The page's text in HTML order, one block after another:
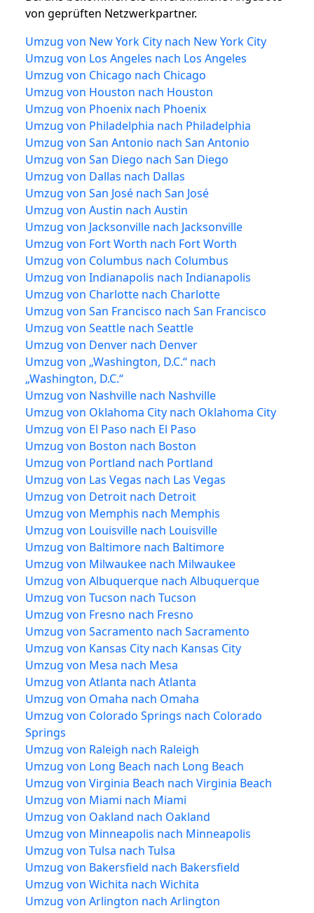
von geprüften Netzwerkpartner.
Umzug von New York City nach New York City
Umzug von Los Angeles nach Los Angeles
Umzug von Chicago nach Chicago
Umzug von Houston nach Houston
Umzug von Phoenix nach Phoenix
Umzug von Philadelphia nach Philadelphia
Umzug von San Antonio nach San Antonio
Umzug von San Diego nach San Diego
Umzug von Dallas nach Dallas
Umzug von San José nach San José
Umzug von Austin nach Austin
Umzug von Jacksonville nach Jacksonville
Umzug von Fort Worth nach Fort Worth
Umzug von Columbus nach Columbus
Umzug von Indianapolis nach Indianapolis
Umzug von Charlotte nach Charlotte
Umzug von San Francisco nach San Francisco
Umzug von Seattle nach Seattle
Umzug von Denver nach Denver
Umzug von „Washington, D.C.“ nach
„Washington, D.C.“
Umzug von Nashville nach Nashville
Umzug von Oklahoma City nach Oklahoma City
Umzug von El Paso nach El Paso
Umzug von Boston nach Boston
Umzug von Portland nach Portland
Umzug von Las Vegas nach Las Vegas
Umzug von Detroit nach Detroit
Umzug von Memphis nach Memphis
Umzug von Louisville nach Louisville
Umzug von Baltimore nach Baltimore
Umzug von Milwaukee nach Milwaukee
Umzug von Albuquerque nach Albuquerque
Umzug von Tucson nach Tucson
Umzug von Fresno nach Fresno
Umzug von Sacramento nach Sacramento
Umzug von Kansas City nach Kansas City
Umzug von Mesa nach Mesa
Umzug von Atlanta nach Atlanta
Umzug von Omaha nach Omaha
Umzug von Colorado Springs nach Colorado
Springs
Umzug von Raleigh nach Raleigh
Umzug von Long Beach nach Long Beach
Umzug von Virginia Beach nach Virginia Beach
Umzug von Miami nach Miami
Umzug von Oakland nach Oakland
Umzug von Minneapolis nach Minneapolis
Umzug von Tulsa nach Tulsa
Umzug von Bakersfield nach Bakersfield
Umzug von Wichita nach Wichita
Umzug von Arlington nach Arlington